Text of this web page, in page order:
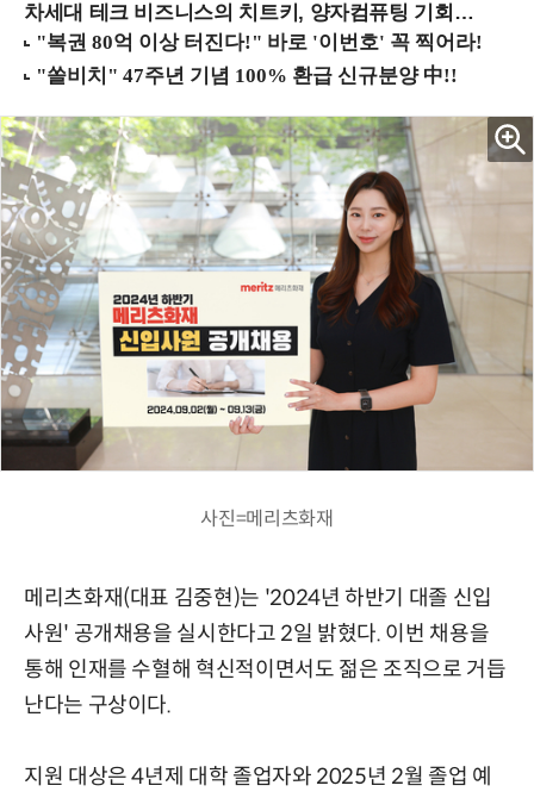
차세대 테크 비즈니스의 치트키, 양자컴퓨팅 기회를 선점하라! (8/28 강남역)
사진=메리츠화재
메리츠화재(대표 김중현)는 '2024년 하반기 대졸 신입
사원' 공개채용을 실시한다고 2일 밝혔다. 이번 채용을
통해 인재를 수혈해 혁신적이면서도 젊은 조직으로 거듭
난다는 구상이다.
지원 대상은 4년제 대학 졸업자와 2025년 2월 졸업 예